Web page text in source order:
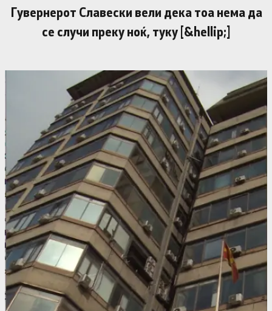
Гувернерот Славески вели дека тоа нема да
се случи преку ноќ, туку [&hellip;]